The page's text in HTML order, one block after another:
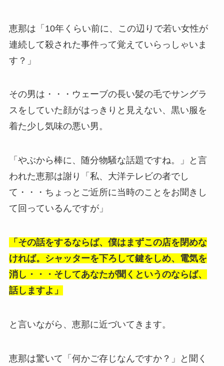
恵那は「10年くらい前に、この辺りで若い女性が
連続して殺された事件って覚えていらっしゃいま
す？」
その男は・・・ウェーブの長い髪の毛でサングラ
スをしていた顔がはっきりと見えない、黒い服を
着た少し気味の悪い男。
「やぶから棒に、随分物騒な話題ですね。」と言
われた恵那は謝り「私、大洋テレビの者でし
て・・・ちょっとご近所に当時のことをお聞きし
て回っているんですが」
「その話をするならば、僕はまずこの店を閉めな
ければ。シャッターを下ろして鍵をしめ、電気を
消し・・・そしてあなたが聞くというのならば、
話しますよ」
と言いながら、恵那に近づいてきます。
恵那は驚いて「何かご存じなんですか？」と聞く